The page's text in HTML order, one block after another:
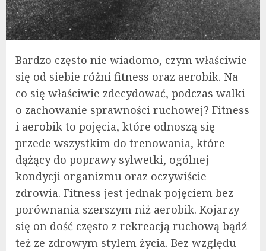
Bardzo często nie wiadomo, czym właściwie
się od siebie różni fitness oraz aerobik. Na
co się właściwie zdecydować, podczas walki
o zachowanie sprawności ruchowej? Fitness
i aerobik to pojęcia, które odnoszą się
przede wszystkim do trenowania, które
dążący do poprawy sylwetki, ogólnej
kondycji organizmu oraz oczywiście
zdrowia. Fitness jest jednak pojęciem bez
porównania szerszym niż aerobik. Kojarzy
się on dość często z rekreacją ruchową bądź
też ze zdrowym stylem życia. Bez względu